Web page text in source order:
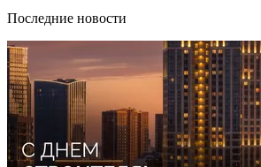
Последние новости